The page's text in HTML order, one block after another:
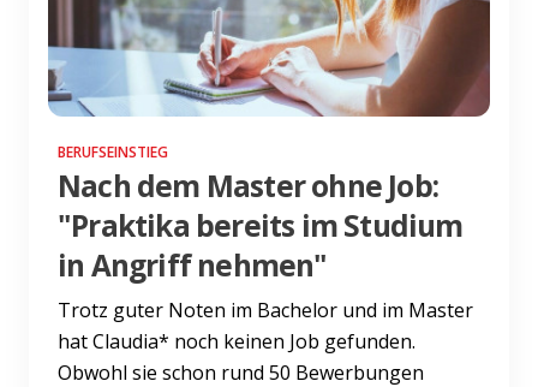
BERUFSEINSTIEG
Nach dem Master ohne Job:
"Praktika bereits im Studium
in Angriff nehmen"
Trotz guter Noten im Bachelor und im Master
hat Claudia* noch keinen Job gefunden.
Obwohl sie schon rund 50 Bewerbungen